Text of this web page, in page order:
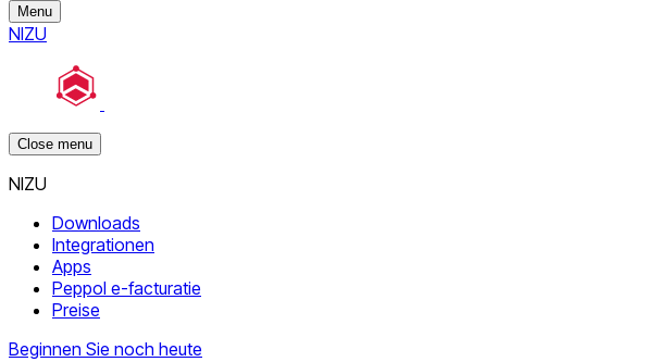
Menu
NIZU
Close menu
NIZU
Downloads
Integrationen
Apps
Peppol e-facturatie
Preise
Beginnen Sie noch heute